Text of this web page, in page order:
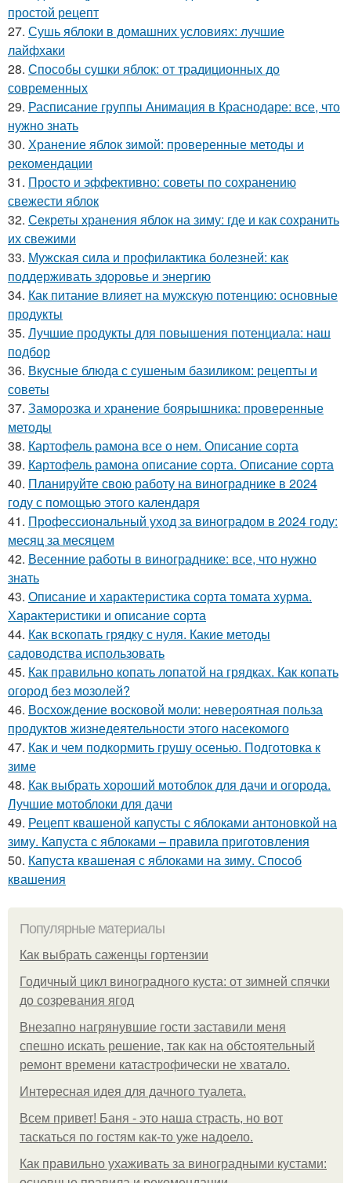
простой рецепт
27. Сушь яблоки в домашних условиях: лучшие
лайфхаки
28. Способы сушки яблок: от традиционных до
современных
29. Расписание группы Анимация в Краснодаре: все, что
нужно знать
30. Хранение яблок зимой: проверенные методы и
рекомендации
31. Просто и эффективно: советы по сохранению
свежести яблок
32. Секреты хранения яблок на зиму: где и как сохранить
их свежими
33. Мужская сила и профилактика болезней: как
поддерживать здоровье и энергию
34. Как питание влияет на мужскую потенцию: основные
продукты
35. Лучшие продукты для повышения потенциала: наш
подбор
36. Вкусные блюда с сушеным базиликом: рецепты и
советы
37. Заморозка и хранение боярышника: проверенные
методы
38. Картофель рамона все о нем. Описание сорта
39. Картофель рамона описание сорта. Описание сорта
40. Планируйте свою работу на винограднике в 2024
году с помощью этого календаря
41. Профессиональный уход за виноградом в 2024 году:
месяц за месяцем
42. Весенние работы в винограднике: все, что нужно
знать
43. Описание и характеристика сорта томата хурма.
Характеристики и описание сорта
44. Как вскопать грядку с нуля. Какие методы
садоводства использовать
45. Как правильно копать лопатой на грядках. Как копать
огород без мозолей?
46. Восхождение восковой моли: невероятная польза
продуктов жизнедеятельности этого насекомого
47. Как и чем подкормить грушу осенью. Подготовка к
зиме
48. Как выбрать хороший мотоблок для дачи и огорода.
Лучшие мотоблоки для дачи
49. Рецепт квашеной капусты с яблоками антоновкой на
зиму. Капуста с яблоками – правила приготовления
50. Капуста квашеная с яблоками на зиму. Способ
квашения
Популярные материалы
Как выбрать саженцы гортензии
Годичный цикл виноградного куста: от зимней спячки
до созревания ягод
Внезапно нагрянувшие гости заставили меня
спешно искать решение, так как на обстоятельный
ремонт времени катастрофически не хватало.
Интересная идея для дачного туалета.
Всем привет! Баня - это наша страсть, но вот
таскаться по гостям как-то уже надоело.
Как правильно ухаживать за виноградными кустами: